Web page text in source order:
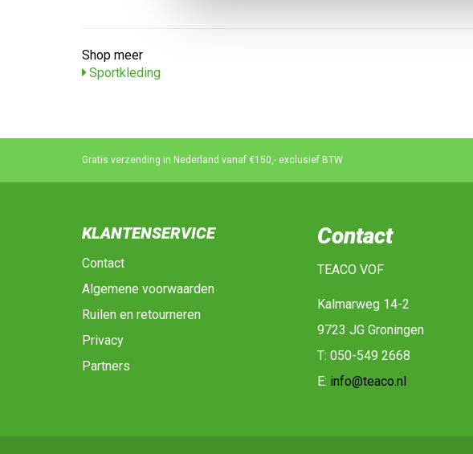
Shop meer
Sportkleding
Gratis verzending in Nederland vanaf €150,- exclusief BTW
KLANTENSERVICE
Contact
Algemene voorwaarden
Ruilen en retourneren
Privacy
Partners
Contact
TEACO VOF
Kalmarweg 14-2
9723 JG Groningen
T: 050-549 2668
E: info@teaco.nl